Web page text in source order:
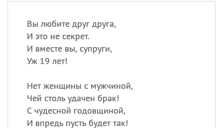
Вы любите друг друга,
И это не секрет.
И вместе вы, супруги,
Уж 19 лет!
Нет женщины с мужчиной,
Чей столь удачен брак!
С чудесной годовщиной,
И впредь пусть будет так!